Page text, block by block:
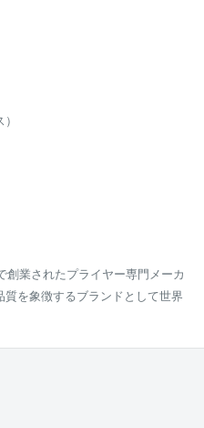
業されたプライヤー専門メーカ
を象徴するブランドとして世界